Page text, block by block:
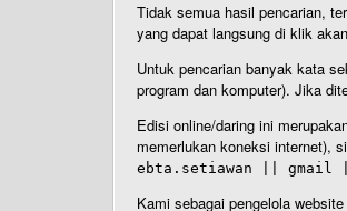
Tidak semua hasil pencarian,
yang dapat langsung di klik
Untuk pencarian banyak kata
program dan komputer). Jika
Edisi online/daring ini
memerlukan koneksi internet),
ebta.setiawan || gmail
Kami sebagai pengelola